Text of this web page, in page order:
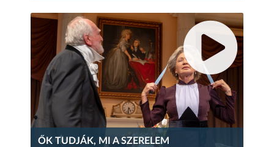
ŐK TUDJÁK, MI A SZERELEM